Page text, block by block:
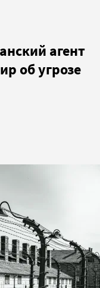
агент
об угрозе